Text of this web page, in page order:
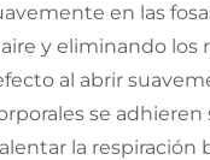
en las
y eliminando
al abrir
se
la